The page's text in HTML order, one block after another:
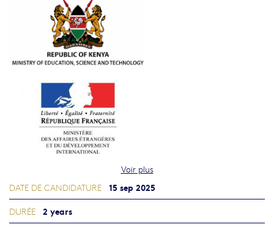
Voir plus
DATE DE CANDIDATURE 15 sep 2025
DURÉE 2 years